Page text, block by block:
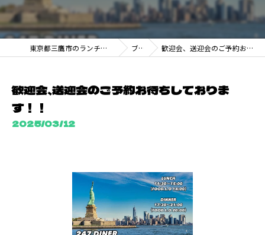
東京都三鷹市のランチなら247 DINER MITAKA ブログ 歓迎会、送迎会のご予約お待ちしております！！
歓迎会、送迎会のご予約お待ちしておりま
す！！
2025/03/12